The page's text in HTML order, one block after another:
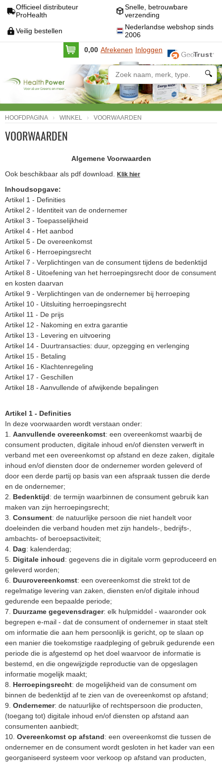
Officieel distributeur
ProHealth
Snelle, betrouwbare
verzending
Veilig bestellen
Nederlandse webshop sinds
2006
0,00 Afrekenen Inloggen
🔍
HOOFDPAGINA WINKEL VOORWAARDEN
VOORWAARDEN
Algemene Voorwaarden
Ook beschikbaar als pdf download. Klik hier
Inhoudsopgave:
Artikel 1 - Definities
Artikel 2 - Identiteit van de ondernemer
Artikel 3 - Toepasselijkheid
Artikel 4 - Het aanbod
Artikel 5 - De overeenkomst
Artikel 6 - Herroepingsrecht
Artikel 7 - Verplichtingen van de consument tijdens de bedenktijd
Artikel 8 - Uitoefening van het herroepingsrecht door de consument
en kosten daarvan
Artikel 9 - Verplichtingen van de ondernemer bij herroeping
Artikel 10 - Uitsluiting herroepingsrecht
Artikel 11 - De prijs
Artikel 12 - Nakoming en extra garantie
Artikel 13 - Levering en uitvoering
Artikel 14 - Duurtransacties: duur, opzegging en verlenging
Artikel 15 - Betaling
Artikel 16 - Klachtenregeling
Artikel 17 - Geschillen
Artikel 18 - Aanvullende of afwijkende bepalingen
Artikel 1 - Definities
In deze voorwaarden wordt verstaan onder:
1. Aanvullende overeenkomst: een overeenkomst waarbij de
consument producten, digitale inhoud en/of diensten verwerft in
verband met een overeenkomst op afstand en deze zaken, digitale
inhoud en/of diensten door de ondernemer worden geleverd of
door een derde partij op basis van een afspraak tussen die derde
en de ondernemer;
2. Bedenktijd: de termijn waarbinnen de consument gebruik kan
maken van zijn herroepingsrecht;
3. Consument: de natuurlijke persoon die niet handelt voor
doeleinden die verband houden met zijn handels-, bedrijfs-,
ambachts- of beroepsactiviteit;
4. Dag: kalenderdag;
5. Digitale inhoud: gegevens die in digitale vorm geproduceerd en
geleverd worden;
6. Duurovereenkomst: een overeenkomst die strekt tot de
regelmatige levering van zaken, diensten en/of digitale inhoud
gedurende een bepaalde periode;
7. Duurzame gegevensdrager: elk hulpmiddel - waaronder ook
begrepen e-mail - dat de consument of ondernemer in staat stelt
om informatie die aan hem persoonlijk is gericht, op te slaan op
een manier die toekomstige raadpleging of gebruik gedurende een
periode die is afgestemd op het doel waarvoor de informatie is
bestemd, en die ongewijzigde reproductie van de opgeslagen
informatie mogelijk maakt;
8. Herroepingsrecht: de mogelijkheid van de consument om
binnen de bedenktijd af te zien van de overeenkomst op afstand;
9. Ondernemer: de natuurlijke of rechtspersoon die producten,
(toegang tot) digitale inhoud en/of diensten op afstand aan
consumenten aanbiedt;
10. Overeenkomst op afstand: een overeenkomst die tussen de
ondernemer en de consument wordt gesloten in het kader van een
georganiseerd systeem voor verkoop op afstand van producten,